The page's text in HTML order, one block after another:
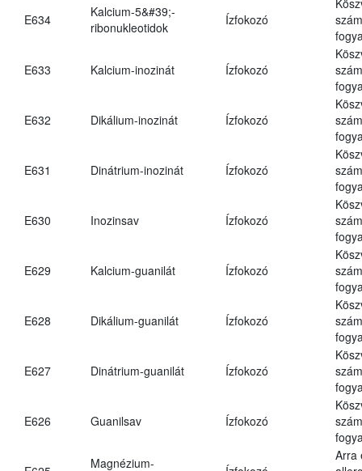
E634
Kalcium-5&#39;-
ribonukleotidok
Ízfokozó
E633 Kalcium-inozinát Ízfokozó
E632 Dikálium-inozinát Ízfokozó
E631 Dinátrium-inozinát Ízfokozó
E630 Inozinsav Ízfokozó
E629 Kalcium-guanilát Ízfokozó
E628 Dikálium-guanilát Ízfokozó
E627 Dinátrium-guanilát Ízfokozó
E626 Guanilsav Ízfokozó
Magnézium-
Arra